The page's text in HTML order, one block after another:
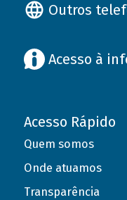
Outros
Acesso à
Acesso Rápido
Quem somos
Onde atuamos
Transparência